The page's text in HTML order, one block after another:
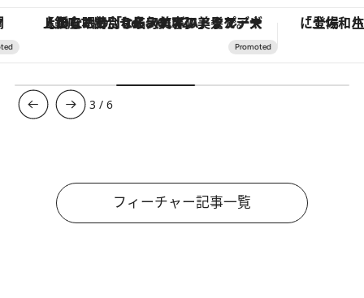
【銀座で出合う最旬美容】美髪ケアや上質な眠り…セルフケアのアップデートから、特別な名入れギフトまで。大人のための「ReFa GINZA」クルーズ
3 /6
フィーチャー記事一覧